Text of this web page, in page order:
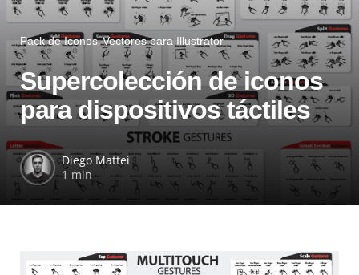
Pack de Iconos Vectores para Illustrator
Supercolección de iconos
para dispositivos táctiles
Diego Mattei
1 min